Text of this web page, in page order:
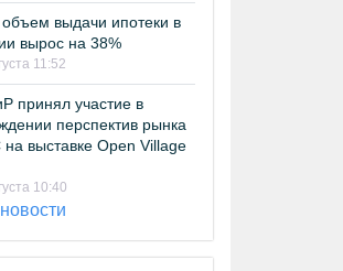
выдачи ипотеки в
вырос на 38%
11:52
принял участие в
перспектив рынка
выставке Open Village
10:40